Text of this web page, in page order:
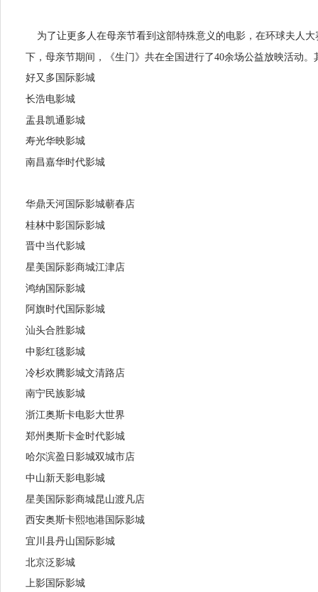
为了让更多人在母亲节看到这部特殊意义的电影，在环球夫人大
下，母亲节期间，《生门》共在全国进行了40余场公益放映活动。
好又多国际影城
长浩电影城
盂县凯通影城
寿光华映影城
南昌嘉华时代影城
华鼎天河国际影城蕲春店
桂林中影国际影城
晋中当代影城
星美国际影商城江津店
鸿纳国际影城
阿旗时代国际影城
汕头合胜影城
中影红毯影城
冷杉欢腾影城文清路店
南宁民族影城
浙江奥斯卡电影大世界
郑州奥斯卡金时代影城
哈尔滨盈日影城双城市店
中山新天影电影城
星美国际影商城昆山渡凡店
西安奥斯卡熙地港国际影城
宜川县丹山国际影城
北京泛影城
上影国际影城